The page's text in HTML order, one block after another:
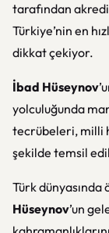
tarafından
Türkiye’nin en
dikkat çekiyor.
İbad Hüseynov
yolculuğunda
tecrübeleri, milli
şekilde temsil
Türk
Hüseynov’un